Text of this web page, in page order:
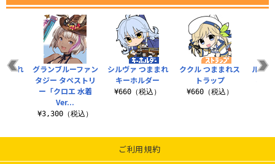
シルヴァ つままれ
キーホルダー
¥660（税込）
ククル つままれス
トラップ
¥660（税込）
ルシ
まれ
グランブルーファン
タジー タペストリ
ー「クロエ 水着
Ver...
¥3,300（税込）
ご利用規約